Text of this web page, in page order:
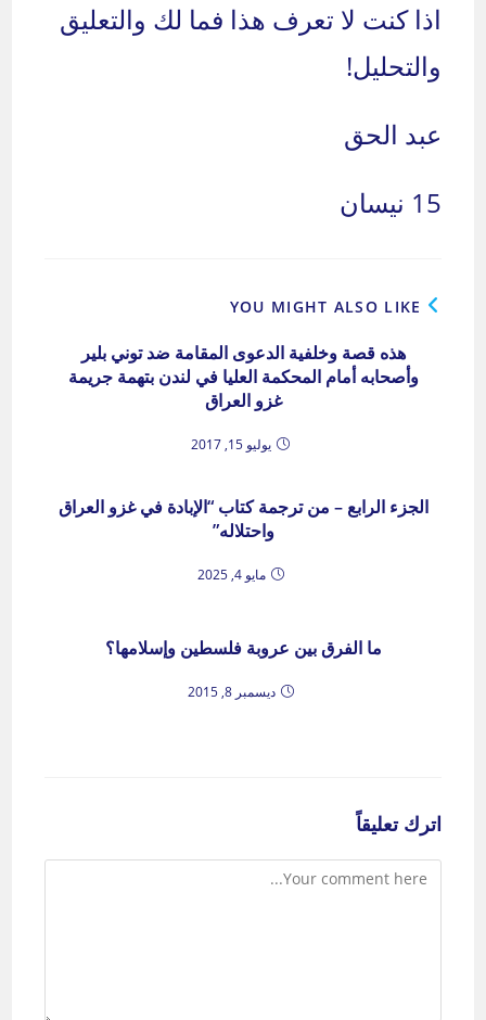
اذا كنت لا تعرف هذا فما لك والتعليق
والتحليل!
عبد الحق
15 نيسان
YOU MIGHT ALSO LIKE
هذه قصة وخلفية الدعوى المقامة ضد توني بلير
وأصحابه أمام المحكمة العليا في لندن بتهمة جريمة
غزو العراق
يوليو 15, 2017
الجزء الرابع – من ترجمة كتاب “الإبادة في غزو العراق
واحتلاله”
مايو 4, 2025
ما الفرق بين عروبة فلسطين وإسلامها؟
ديسمبر 8, 2015
اترك تعليقاً
Comment